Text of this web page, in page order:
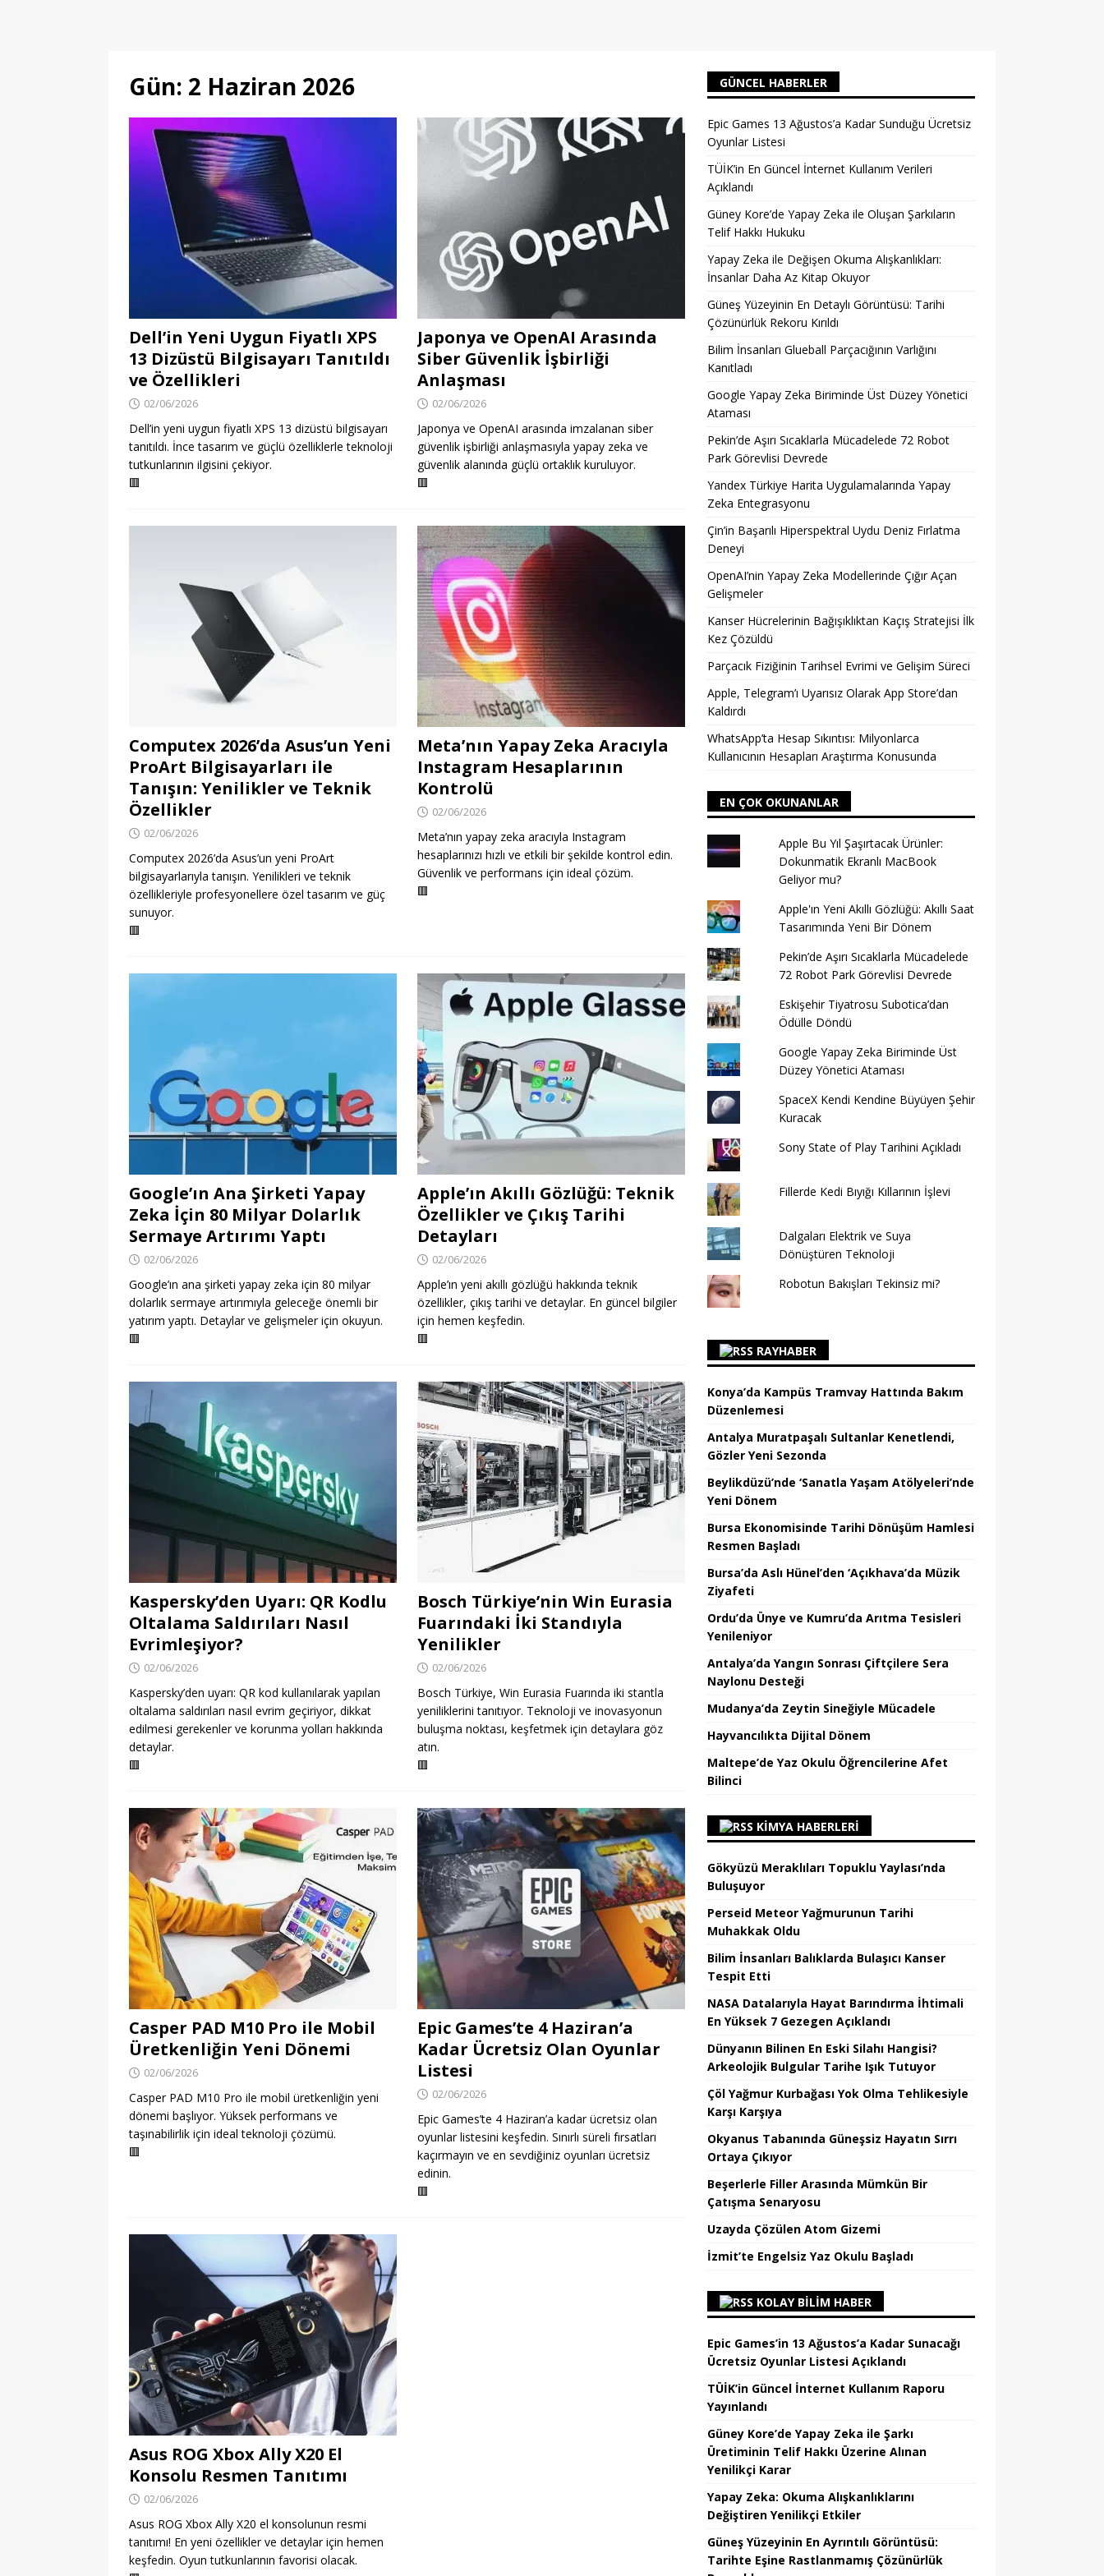
Gün: 2 Haziran 2026
Dell’in Yeni Uygun Fiyatlı XPS
13 Dizüstü Bilgisayarı Tanıtıldı
ve Özellikleri
02/06/2026
Dell’in yeni uygun fiyatlı XPS 13 dizüstü bilgisayarı
tanıtıldı. İnce tasarım ve güçlü özelliklerle teknoloji
tutkunlarının ilgisini çekiyor.
🟥
Japonya ve OpenAI Arasında
Siber Güvenlik İşbirliği
Anlaşması
02/06/2026
Japonya ve OpenAI arasında imzalanan siber
güvenlik işbirliği anlaşmasıyla yapay zeka ve
güvenlik alanında güçlü ortaklık kuruluyor.
🟥
Computex 2026’da Asus’un Yeni
ProArt Bilgisayarları ile
Tanışın: Yenilikler ve Teknik
Özellikler
02/06/2026
Computex 2026’da Asus’un yeni ProArt
bilgisayarlarıyla tanışın. Yenilikleri ve teknik
özellikleriyle profesyonellere özel tasarım ve güç
sunuyor.
🟥
Meta’nın Yapay Zeka Aracıyla
Instagram Hesaplarının
Kontrolü
02/06/2026
Meta’nın yapay zeka aracıyla Instagram
hesaplarınızı hızlı ve etkili bir şekilde kontrol edin.
Güvenlik ve performans için ideal çözüm.
🟥
Google’ın Ana Şirketi Yapay
Zeka İçin 80 Milyar Dolarlık
Sermaye Artırımı Yaptı
02/06/2026
Google’ın ana şirketi yapay zeka için 80 milyar
dolarlık sermaye artırımıyla geleceğe önemli bir
yatırım yaptı. Detaylar ve gelişmeler için okuyun.
🟥
Apple’ın Akıllı Gözlüğü: Teknik
Özellikler ve Çıkış Tarihi
Detayları
02/06/2026
Apple’ın yeni akıllı gözlüğü hakkında teknik
özellikler, çıkış tarihi ve detaylar. En güncel bilgiler
için hemen keşfedin.
🟥
Kaspersky’den Uyarı: QR Kodlu
Oltalama Saldırıları Nasıl
Evrimleşiyor?
02/06/2026
Kaspersky’den uyarı: QR kod kullanılarak yapılan
oltalama saldırıları nasıl evrim geçiriyor, dikkat
edilmesi gerekenler ve korunma yolları hakkında
detaylar.
🟥
Bosch Türkiye’nin Win Eurasia
Fuarındaki İki Standıyla
Yenilikler
02/06/2026
Bosch Türkiye, Win Eurasia Fuarında iki stantla
yeniliklerini tanıtıyor. Teknoloji ve inovasyonun
buluşma noktası, keşfetmek için detaylara göz
atın.
🟥
Casper PAD M10 Pro ile Mobil
Üretkenliğin Yeni Dönemi
02/06/2026
Casper PAD M10 Pro ile mobil üretkenliğin yeni
dönemi başlıyor. Yüksek performans ve
taşınabilirlik için ideal teknoloji çözümü.
🟥
Epic Games’te 4 Haziran’a
Kadar Ücretsiz Olan Oyunlar
Listesi
02/06/2026
Epic Games’te 4 Haziran’a kadar ücretsiz olan
oyunlar listesini keşfedin. Sınırlı süreli fırsatları
kaçırmayın ve en sevdiğiniz oyunları ücretsiz
edinin.
🟥
Asus ROG Xbox Ally X20 El
Konsolu Resmen Tanıtımı
02/06/2026
Asus ROG Xbox Ally X20 el konsolunun resmi
tanıtımı! En yeni özellikler ve detaylar için hemen
keşfedin. Oyun tutkunlarının favorisi olacak.
GÜNCEL HABERLER
Epic Games 13 Ağustos’a Kadar Sunduğu Ücretsiz
Oyunlar Listesi
TÜİK’in En Güncel İnternet Kullanım Verileri
Açıklandı
Güney Kore’de Yapay Zeka ile Oluşan Şarkıların
Telif Hakkı Hukuku
Yapay Zeka ile Değişen Okuma Alışkanlıkları:
İnsanlar Daha Az Kitap Okuyor
Güneş Yüzeyinin En Detaylı Görüntüsü: Tarihi
Çözünürlük Rekoru Kırıldı
Bilim İnsanları Glueball Parçacığının Varlığını
Kanıtladı
Google Yapay Zeka Biriminde Üst Düzey Yönetici
Ataması
Pekin’de Aşırı Sıcaklarla Mücadelede 72 Robot
Park Görevlisi Devrede
Yandex Türkiye Harita Uygulamalarında Yapay
Zeka Entegrasyonu
Çin’in Başarılı Hiperspektral Uydu Deniz Fırlatma
Deneyi
OpenAI’nin Yapay Zeka Modellerinde Çığır Açan
Gelişmeler
Kanser Hücrelerinin Bağışıklıktan Kaçış Stratejisi İlk
Kez Çözüldü
Parçacık Fiziğinin Tarihsel Evrimi ve Gelişim Süreci
Apple, Telegram’ı Uyarısız Olarak App Store’dan
Kaldırdı
WhatsApp’ta Hesap Sıkıntısı: Milyonlarca
Kullanıcının Hesapları Araştırma Konusunda
EN ÇOK OKUNANLAR
Apple Bu Yıl Şaşırtacak Ürünler:
Dokunmatik Ekranlı MacBook
Geliyor mu?
Apple'ın Yeni Akıllı Gözlüğü: Akıllı Saat
Tasarımında Yeni Bir Dönem
Pekin’de Aşırı Sıcaklarla Mücadelede
72 Robot Park Görevlisi Devrede
Eskişehir Tiyatrosu Subotica’dan
Ödülle Döndü
Google Yapay Zeka Biriminde Üst
Düzey Yönetici Ataması
SpaceX Kendi Kendine Büyüyen Şehir
Kuracak
Sony State of Play Tarihini Açıkladı
Fillerde Kedi Bıyığı Kıllarının İşlevi
Dalgaları Elektrik ve Suya
Dönüştüren Teknoloji
Robotun Bakışları Tekinsiz mi?
RAYHABER
Konya’da Kampüs Tramvay Hattında Bakım
Düzenlemesi
Antalya Muratpaşalı Sultanlar Kenetlendi,
Gözler Yeni Sezonda
Beylikdüzü’nde ‘Sanatla Yaşam Atölyeleri’nde
Yeni Dönem
Bursa Ekonomisinde Tarihi Dönüşüm Hamlesi
Resmen Başladı
Bursa’da Aslı Hünel’den ‘Açıkhava’da Müzik
Ziyafeti
Ordu’da Ünye ve Kumru’da Arıtma Tesisleri
Yenileniyor
Antalya’da Yangın Sonrası Çiftçilere Sera
Naylonu Desteği
Mudanya’da Zeytin Sineğiyle Mücadele
Hayvancılıkta Dijital Dönem
Maltepe’de Yaz Okulu Öğrencilerine Afet
Bilinci
KIMYA HABERLERI
Gökyüzü Meraklıları Topuklu Yaylası’nda
Buluşuyor
Perseid Meteor Yağmurunun Tarihi
Muhakkak Oldu
Bilim İnsanları Balıklarda Bulaşıcı Kanser
Tespit Etti
NASA Datalarıyla Hayat Barındırma İhtimali
En Yüksek 7 Gezegen Açıklandı
Dünyanın Bilinen En Eski Silahı Hangisi?
Arkeolojik Bulgular Tarihe Işık Tutuyor
Çöl Yağmur Kurbağası Yok Olma Tehlikesiyle
Karşı Karşıya
Okyanus Tabanında Güneşsiz Hayatın Sırrı
Ortaya Çıkıyor
Beşerlerle Filler Arasında Mümkün Bir
Çatışma Senaryosu
Uzayda Çözülen Atom Gizemi
İzmit’te Engelsiz Yaz Okulu Başladı
KOLAY BILIM HABER
Epic Games’in 13 Ağustos’a Kadar Sunacağı
Ücretsiz Oyunlar Listesi Açıklandı
TÜİK’in Güncel İnternet Kullanım Raporu
Yayınlandı
Güney Kore’de Yapay Zeka ile Şarkı
Üretiminin Telif Hakkı Üzerine Alınan
Yenilikçi Karar
Yapay Zeka: Okuma Alışkanlıklarını
Değiştiren Yenilikçi Etkiler
Güneş Yüzeyinin En Ayrıntılı Görüntüsü:
Tarihte Eşine Rastlanmamış Çözünürlük